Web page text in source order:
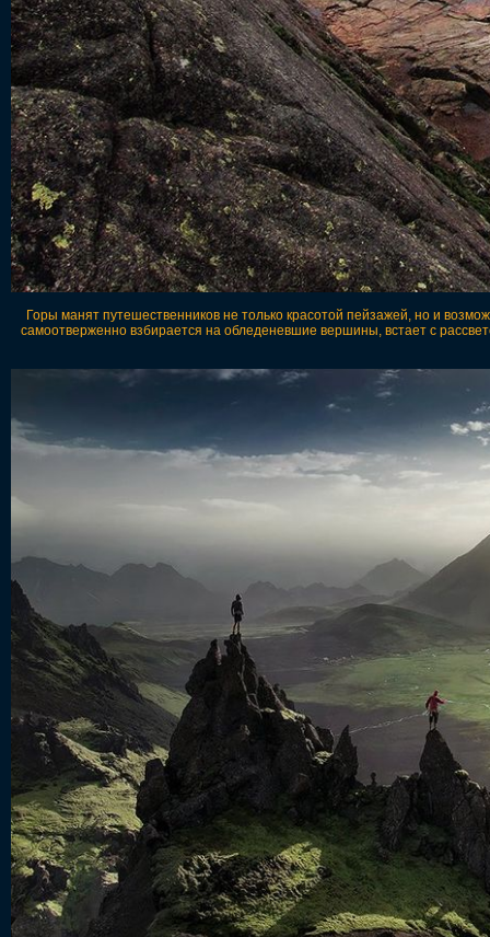
Горы манят путешественников не только красотой пейзажей, но и
самоотверженно взбирается на обледеневшие вершины, встает с